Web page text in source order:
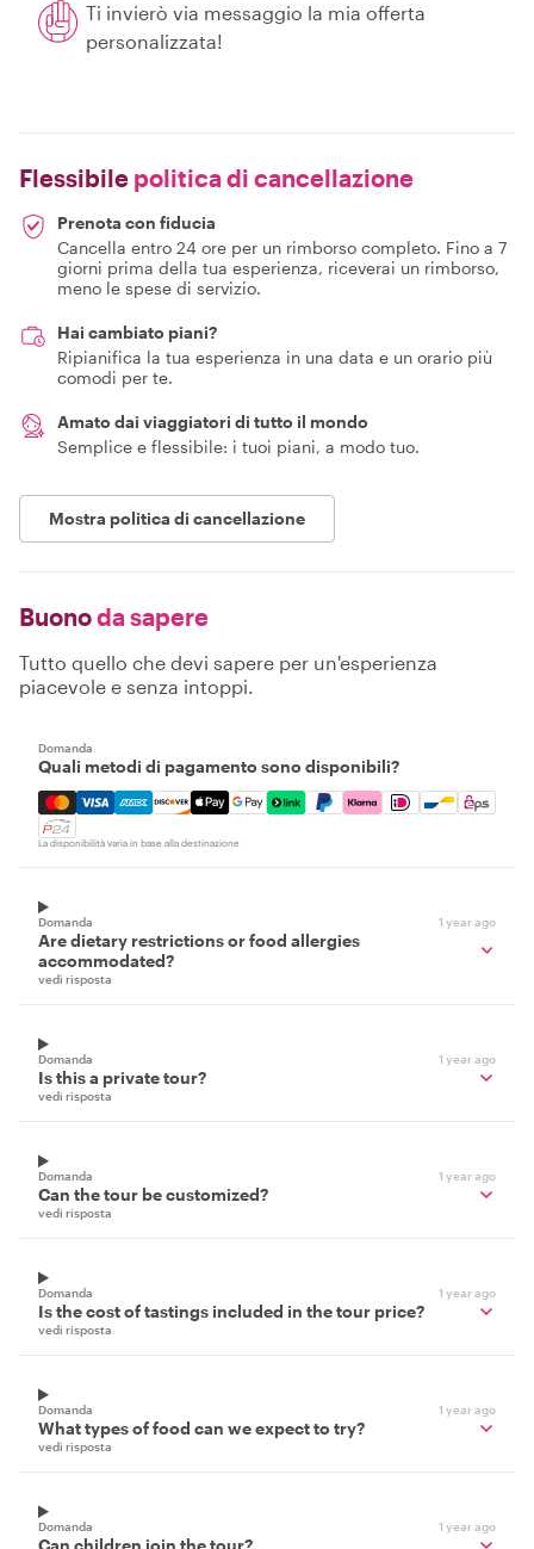
Ti invierò via messaggio la mia offerta
personalizzata!
Flessibile politica di cancellazione
Prenota con fiducia
Cancella entro 24 ore per un rimborso completo. Fino a 7
giorni prima della tua esperienza, riceverai un rimborso,
meno le spese di servizio.
Hai cambiato piani?
Ripianifica la tua esperienza in una data e un orario più
comodi per te.
Amato dai viaggiatori di tutto il mondo
Semplice e flessibile: i tuoi piani, a modo tuo.
Mostra politica di cancellazione
Buonoda sapere
Tutto quello che devi sapere per un'esperienza
piacevole e senza intoppi.
Domanda
Quali metodi di pagamento sono disponibili?
Mastercard, Visa, Amex, Discover, Apple Pay, Google
La disponibilità varia in base alla destinazione
Domanda 1 year ago
Are dietary restrictions or food allergies
accommodated?
vedi risposta
Domanda 1 year ago
Is this a private tour?
vedi risposta
Domanda 1 year ago
Can the tour be customized?
vedi risposta
Domanda 1 year ago
Is the cost of tastings included in the tour price?
vedi risposta
Domanda 1 year ago
What types of food can we expect to try?
vedi risposta
Domanda 1 year ago
Can children join the tour?